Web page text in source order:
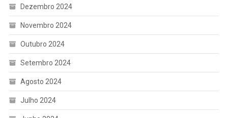
Dezembro 2024
Novembro 2024
Outubro 2024
Setembro 2024
Agosto 2024
Julho 2024